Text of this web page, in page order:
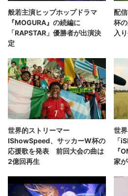
般若主演ヒップホップドラマ
『MOGURA』の続編に
「RAPSTAR」優勝者が出演決
定
配
杯
入
世界的ストリーマー
IShowSpeed、サッカーW杯の
応援歌を発表 前回大会の曲は
2億回再生
世
「
『
家